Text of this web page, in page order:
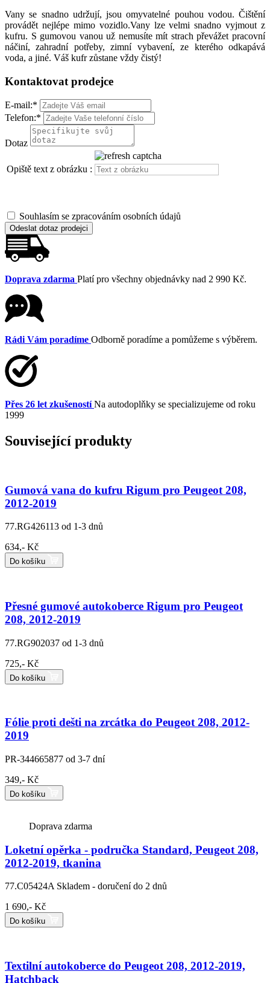
Vany se snadno udržují, jsou omyvatelné pouhou vodou. Čištění
provádět nejlépe mimo vozidlo.Vany lze velmi snadno vyjmout z
kufru. S gumovou vanou už nemusíte mít strach převážet pracovní
náčiní, zahradní potřeby, zimní vybavení, ze kterého odkapává
voda, a jiné. Váš kufr zůstane vždy čistý!
Kontaktovat prodejce
E-mail:*
Telefon:*
Dotaz
Opiště text z obrázku :
Souhlasím se zpracováním osobních údajů
Odeslat dotaz prodejci
Doprava zdarma Platí pro všechny objednávky nad 2 990 Kč.
Rádi Vám poradíme Odborně poradíme a pomůžeme s výběrem.
Přes 26 let zkušeností Na autodoplňky se specializujeme od roku
1999
Související produkty
Gumová vana do kufru Rigum pro Peugeot 208,
2012-2019
77.RG426113 od 1-3 dnů
634,- Kč
Do košíku
Přesné gumové autokoberce Rigum pro Peugeot
208, 2012-2019
77.RG902037 od 1-3 dnů
725,- Kč
Do košíku
Fólie proti dešti na zrcátka do Peugeot 208, 2012-
2019
PR-344665877 od 3-7 dní
349,- Kč
Do košíku
Doprava zdarma
Loketní opěrka - područka Standard, Peugeot 208,
2012-2019, tkanina
77.C05424A Skladem - doručení do 2 dnů
1 690,- Kč
Do košíku
Textilní autokoberce do Peugeot 208, 2012-2019,
Hatchback